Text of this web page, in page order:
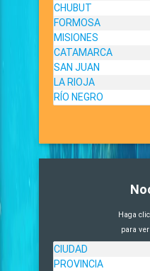
CHUBUT
FORMOSA
MISIONES
CATAMARCA
SAN JUAN
LA RIOJA
RÍO NEGRO
Haga
para
CIUDAD
PROVINCIA